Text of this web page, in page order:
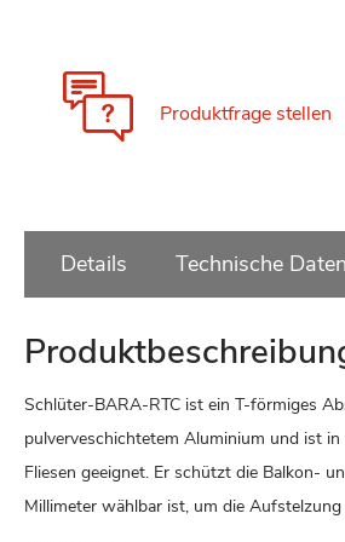
Bildgalerie
springen
Produktfrage stellen
Details Technische Daten
Schlüter-BARA-RTC ist ein T-förmiges
pulverveschichtetem Aluminium und ist
Fliesen geeignet. Er schützt die Balkon-
Millimeter wählbar ist, um die